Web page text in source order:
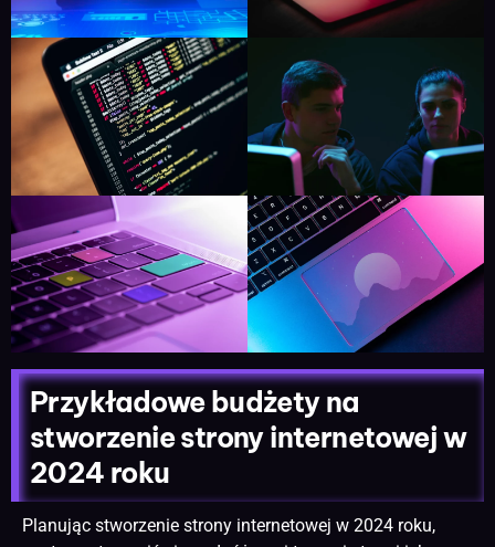
Przykładowe budżety na
stworzenie strony internetowej w
2024 roku
Planując stworzenie strony internetowej w 2024 roku,